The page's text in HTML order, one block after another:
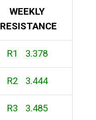
WEEKLY
RESISTANCE
R1 3.378
R2 3.444
R3 3.485